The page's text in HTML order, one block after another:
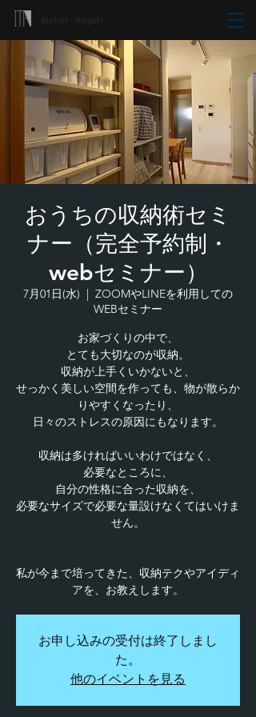
atelier itagaki
おうちの収納術セミ
ナー（完全予約制・
webセミナー）
7月01日(水)
  |
ZOOMやLINEを利用しての
WEBセミナー
お家づくりの中で、
とても大切なのが収納。
収納が上手くいかないと、
せっかく美しい空間を作っても、物が散らか
りやすくなったり、
日々のストレスの原因にもなります。
収納は多ければいいわけではなく、
必要なところに、
自分の性格に合った収納を、
必要なサイズで必要な量設けなくてはいけま
せん。
私が今まで培ってきた、収納テクやアイディ
アを、お教えします。
お申し込みの受付は終了しまし
た。
他のイベントを見る